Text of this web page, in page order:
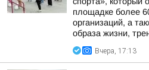
площадке более
организаций, а
образа жизни,
Вчера, 17:13